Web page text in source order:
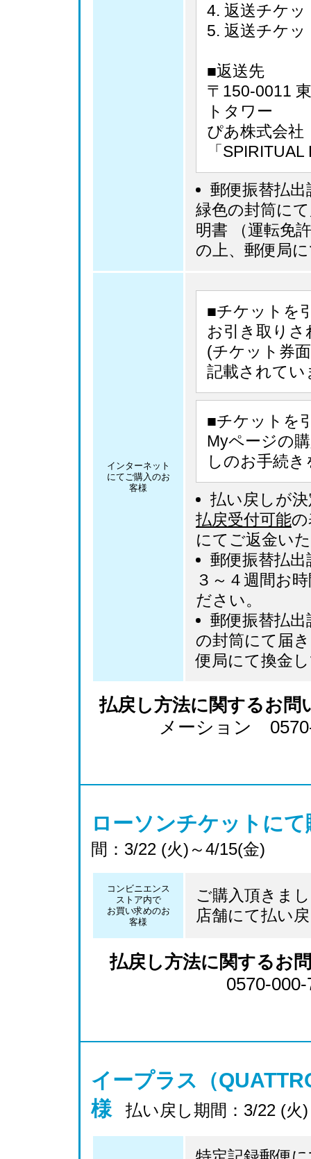
返送チケッ
返送チケッ
■返送先
〒150-0011
トタワー
ぴあ株式会
「
郵便振替払
緑色の封筒に
明書 （運転免
の上、郵便局
インターネット
にてご購入のお
客様
■チケットを
お引き取り
(チケット券
記載されてい
■チケットを
Myページの
しのお手続
払い戻しが
払戻受付可能
にてご返金い
郵便振替払
３～４週間お
ださい。
郵便振替払
の封筒にて届
便局にて換金
払戻し方法に関するお問
メーション
ローソンチケットに
間：3/22 (火)～4/15(金)
コンビニエンス
ストア内で
お買い求めのお
客様
ご購入頂きま
店舗にて払い
払戻し方法に関するお
0570-
イープラス（
様
払い戻し期間：3/22 (火